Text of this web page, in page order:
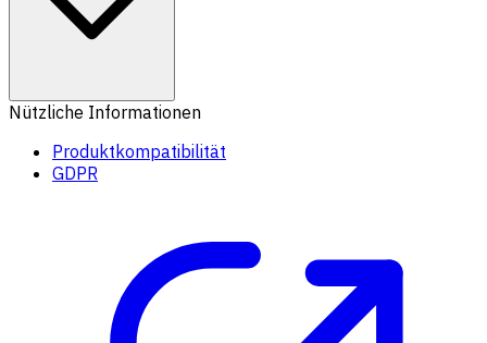
Nützliche Informationen
Produktkompatibilität
GDPR